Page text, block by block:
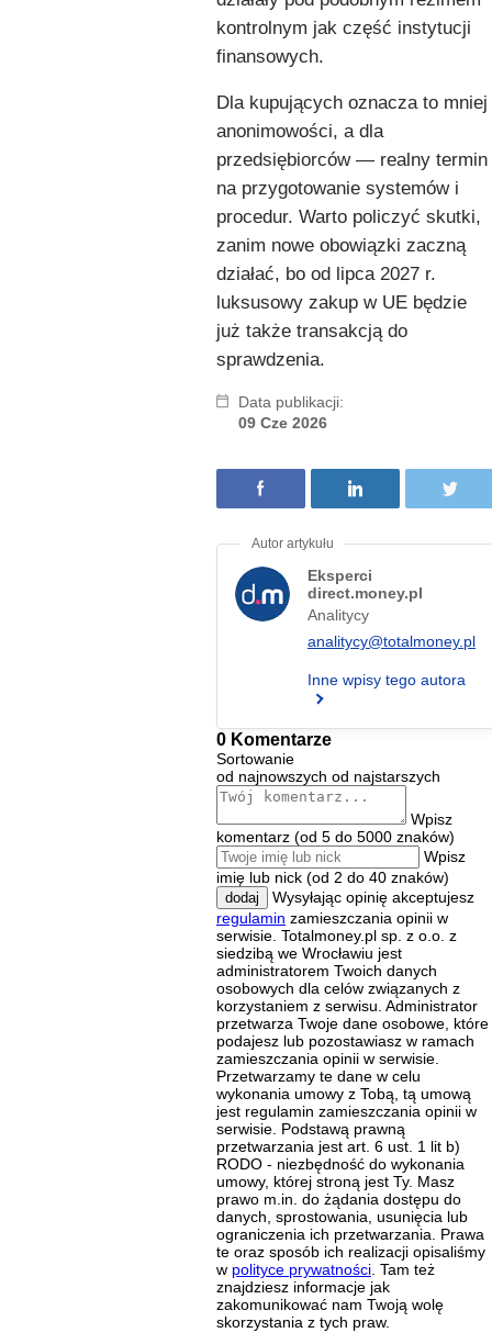
kontrolnym jak część instytucji
finansowych.
Dla kupujących oznacza to mniej
anonimowości, a dla
przedsiębiorców — realny termin
na przygotowanie systemów i
procedur. Warto policzyć skutki,
zanim nowe obowiązki zaczną
działać, bo od lipca 2027 r.
luksusowy zakup w UE będzie
już także transakcją do
sprawdzenia.
Data publikacji:
09 Cze 2026
Eksperci
direct.money.pl
Analitycy
analitycy@totalmoney.pl
Inne wpisy tego autora
0 Komentarze
Sortowanie
od najnowszych od najstarszych
Wpisz
komentarz (od 5 do 5000 znaków)
Wpisz
imię lub nick (od 2 do 40 znaków)
dodaj
Wysyłając opinię akceptujesz
regulamin zamieszczania opinii w
serwisie. Totalmoney.pl sp. z o.o. z
siedzibą we Wrocławiu jest
administratorem Twoich danych
osobowych dla celów związanych z
korzystaniem z serwisu. Administrator
przetwarza Twoje dane osobowe, które
podajesz lub pozostawiasz w ramach
zamieszczania opinii w serwisie.
Przetwarzamy te dane w celu
wykonania umowy z Tobą, tą umową
jest regulamin zamieszczania opinii w
serwisie. Podstawą prawną
przetwarzania jest art. 6 ust. 1 lit b)
RODO - niezbędność do wykonania
umowy, której stroną jest Ty. Masz
prawo m.in. do żądania dostępu do
danych, sprostowania, usunięcia lub
ograniczenia ich przetwarzania. Prawa
te oraz sposób ich realizacji opisaliśmy
w polityce prywatności . Tam też
znajdziesz informacje jak
zakomunikować nam Twoją wolę
skorzystania z tych praw.